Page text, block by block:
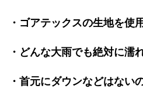
・ゴアテックスの生地を使用
・どんな大雨でも絶対に濡
・首元にダウンなどはない